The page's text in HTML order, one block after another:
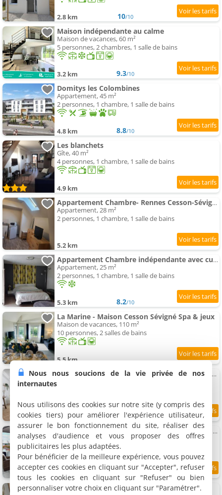
2.8 km 10/10
Maison indépendante au calme
Maison de vacances, 60 m²
5 personnes, 2 chambres, 1 salle de bains
3.2 km 9.3/10
Domitys les Colombines
Appartement, 45 m²
2 personnes, 1 chambre, 1 salle de bains
4.8 km 8.8/10
Les blanchets
Gîte, 40 m²
4 personnes, 1 chambre, 1 salle de bains
4.9 km
Appartement Chambre- Rennes Cesson-Sévigné
Appartement, 28 m²
2 personnes, 1 chambre, 1 salle de bains
5.2 km
Appartement Chambre indépendante avec cuisinette
Appartement, 25 m²
2 personnes, 1 chambre, 1 salle de bains
5.3 km 8.2/10
La Marine - Maison Cesson Sévigné Spa & jeux
Maison de vacances, 110 m²
10 personnes, 2 salles de bains
5.5 km
Appartement Le Silva - tout confort avec terrasse et parking, métro Via Silva
5.7 km 8.6/10
Appartement ViaSilvaDoma : Metro, Parking, Terrasse
Appartement, 76 m²
4 personnes, 2 chambres, 1 salle de bains
5.9 km 9.8
Appartement Chambre privée chez l'habitant
Nous nous soucions de la vie privée de nos
internautes
Nous utilisons des cookies sur notre site (y compris des
cookies tiers) pour améliorer l'expérience utilisateur,
assurer le bon fonctionnement du site, réaliser des
analyses d'audience et vous proposer des offres
publicitaires les plus adaptées.
Pour bénéficier de la meilleure expérience, vous pouvez
accepter ces cookies en cliquant sur "Accepter", refuser
tous les cookies en cliquant sur "Refuser" ou bien
personnaliser votre choix en cliquant sur "Paramétrer".